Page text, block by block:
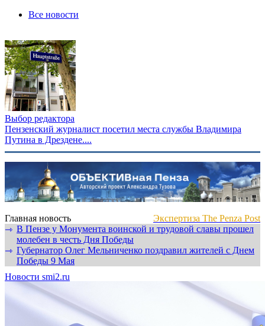
Все новости
Выбор редактора
Пензенский журналист посетил места службы Владимира
Путина в Дрездене....
Главная новость
Экспертиза The Penza Post
⇾ В Пензе у Монумента воинской и трудовой славы прошел
молебен в честь Дня Победы
⇾ Губернатор Олег Мельниченко поздравил жителей с Днем
Победы 9 Мая
Новости smi2.ru